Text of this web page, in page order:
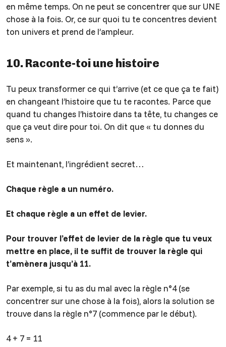
en même temps. On ne peut se concentrer que sur UNE
chose à la fois. Or, ce sur quoi tu te concentres devient
ton univers et prend de l’ampleur.
10. Raconte-toi une histoire
Tu peux transformer ce qui t’arrive (et ce que ça te fait)
en changeant l’histoire que tu te racontes. Parce que
quand tu changes l’histoire dans ta tête, tu changes ce
que ça veut dire pour toi. On dit que « tu donnes du
sens ».
Et maintenant, l’ingrédient secret…
Chaque règle a un numéro.
Et chaque règle a un effet de levier.
Pour trouver l’effet de levier de la règle que tu veux
mettre en place, il te suffit de trouver la règle qui
t’amènera jusqu’à 11.
Par exemple, si tu as du mal avec la règle n°4 (se
concentrer sur une chose à la fois), alors la solution se
trouve dans la règle n°7 (commence par le début).
4 + 7 = 11